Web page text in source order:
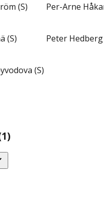
(S) Per-Arne
(S) Peter Hedberg
(S)